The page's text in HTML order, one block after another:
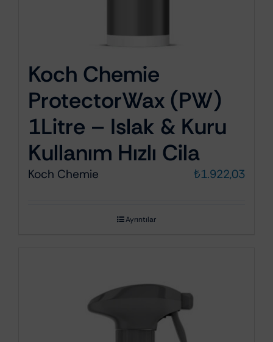
Koch Chemie
ProtectorWax (PW)
1Litre – Islak & Kuru
Kullanım Hızlı Cila
Koch Chemie ₺1.922,03
Ayrıntılar